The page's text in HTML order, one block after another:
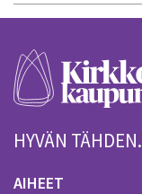
HYVÄN TÄHDEN.
AIHEET